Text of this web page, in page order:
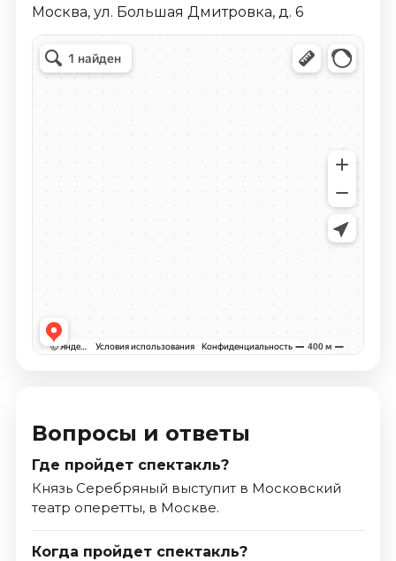
Москва, ул. Большая Дмитровка, д. 6
Вопросы и ответы
Где пройдет спектакль?
Князь Серебряный выступит в Московский
театр оперетты, в Москве.
Когда пройдет спектакль?